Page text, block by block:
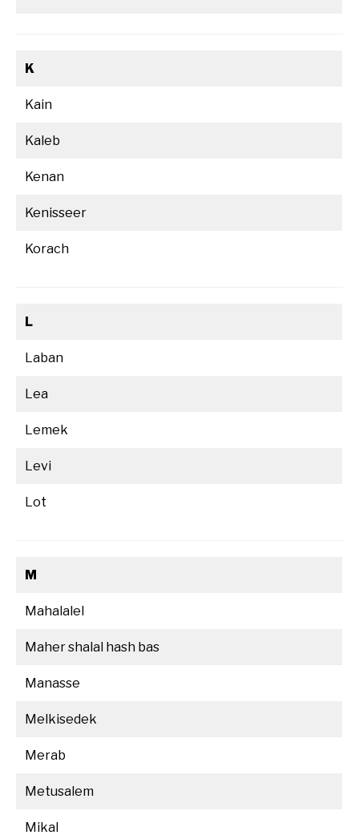
K
Kain
Kaleb
Kenan
Kenisseer
Korach
L
Laban
Lea
Lemek
Levi
Lot
M
Mahalalel
Maher shalal hash bas
Manasse
Melkisedek
Merab
Metusalem
Mikal